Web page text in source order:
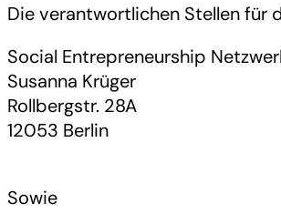
Die verantwortlichen Stellen für
Social Entrepreneurship
Susanna Krüger
Rollbergstr. 28A
12053 Berlin
Sowie